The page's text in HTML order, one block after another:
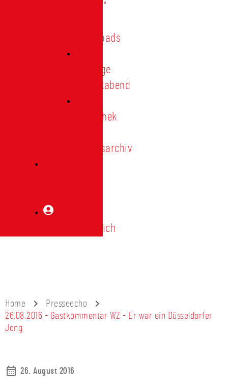
"digital"
Downloads
Vorträge
Heimatabend
Bibliothek
Vereinsarchiv
Mitgliederbereich
Home
Presseecho
26.08.2016 - Gastkommentar WZ - Er war ein Düsseldorfer
Jong
26. August 2016